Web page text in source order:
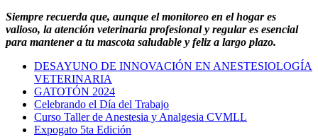
Siempre recuerda que, aunque el monitoreo en el hogar es
valioso, la atención veterinaria profesional y regular es esencial
para mantener a tu mascota saludable y feliz a largo plazo.
DESAYUNO DE INNOVACIÓN EN ANESTESIOLOGÍA
VETERINARIA
GATOTÓN 2024
Celebrando el Día del Trabajo
Curso Taller de Anestesia y Analgesia CVMLL
Expogato 5ta Edición